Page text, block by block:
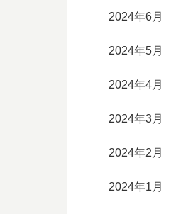
2024年6月
2024年5月
2024年4月
2024年3月
2024年2月
2024年1月